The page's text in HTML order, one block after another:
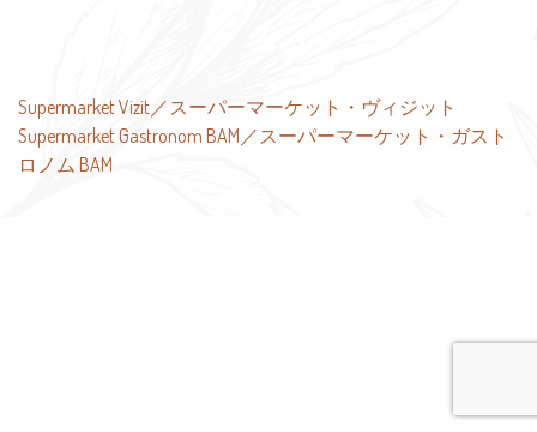
投
稿
ナ
Supermarket Vizit／スーパーマーケット・ヴィジット
Supermarket Gastronom BAM／スーパーマーケット・ガスト
ロノム BAM